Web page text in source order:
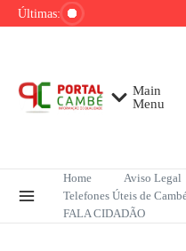
Ir para o conteúdo
Últimas:
Mega-Sena
sobre redução
Main
Menu
Home Aviso Legal
Telefones Úteis de
FALA CIDADÃO